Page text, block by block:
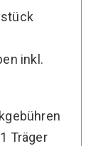
inkl.
Träger